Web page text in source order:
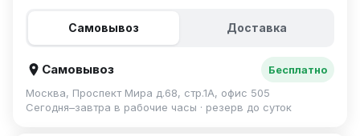
Самовывоз Доставка
Самовывоз
Бесплатно
Москва, Проспект Мира д.68, стр.1А, офис 505
Сегодня–завтра в рабочие часы · резерв до суток